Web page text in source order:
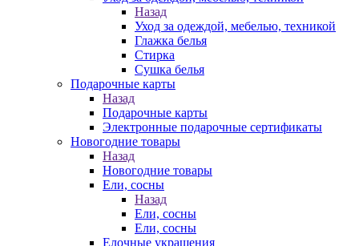
Назад
Уход за одеждой, мебелью, техникой
Глажка белья
Стирка
Сушка белья
Подарочные карты
Назад
Подарочные карты
Электронные подарочные сертификаты
Новогодние товары
Назад
Новогодние товары
Ели, сосны
Назад
Ели, сосны
Ели, сосны
Елочные украшения